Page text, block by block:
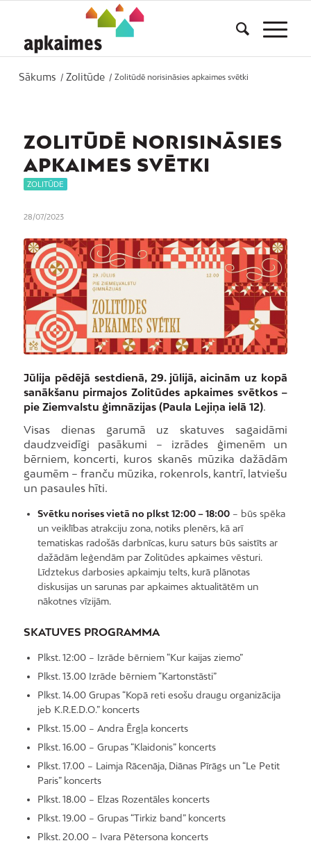
Sākums / Zolitūde / Zolitūdē norisināsies apkaimes svētki
ZOLITŪDĒ NORISINĀSIES
APKAIMES SVĒTKI
ZOLITŪDE
28/07/2023
Jūlija pēdējā sestdienā, 29. jūlijā, aicinām uz kopā
sanākšanu pirmajos Zolitūdes apkaimes svētkos –
pie Ziemvalstu ģimnāzijas (Paula Lejiņa ielā 12).
Visas dienas garumā uz skatuves sagaidāmi
daudzveidīgi pasākumi – izrādes ģimenēm un
bērniem, koncerti, kuros skanēs mūzika dažādām
gaumēm – franču mūzika, rokenrols, kantrī, latviešu
un pasaules hīti.
Svētku norises vietā no plkst 12:00 – 18:00– būs spēka
un veiklības atrakciju zona, notiks plenērs, kā arī
tematiskas radošās darbnīcas, kuru saturs būs saistīts ar
dažādām leģendām par Zolitūdes apkaimes vēsturi.
Līdztekus darbosies apkaimju telts, kurā plānotas
diskusijas un sarunas par apkaimes aktualitātēm un
nākotnes vīzijām.
SKATUVES PROGRAMMA
Plkst. 12:00 – Izrāde bērniem “Kur kaijas ziemo”
Plkst. 13.00 Izrāde bērniem “Kartonstāsti”
Plkst. 14.00 Grupas “Kopā reti esošu draugu organizācija
jeb K.R.E.D.O.” koncerts
Plkst. 15.00 – Andra Ērgļa koncerts
Plkst. 16.00 – Grupas “Klaidonis” koncerts
Plkst. 17.00 – Laimja Rācenāja, Diānas Pīrāgs un “Le Petit
Paris” koncerts
Plkst. 18.00 – Elzas Rozentāles koncerts
Plkst. 19.00 – Grupas “Tirkiz band” koncerts
Plkst. 20.00 – Ivara Pētersona koncerts